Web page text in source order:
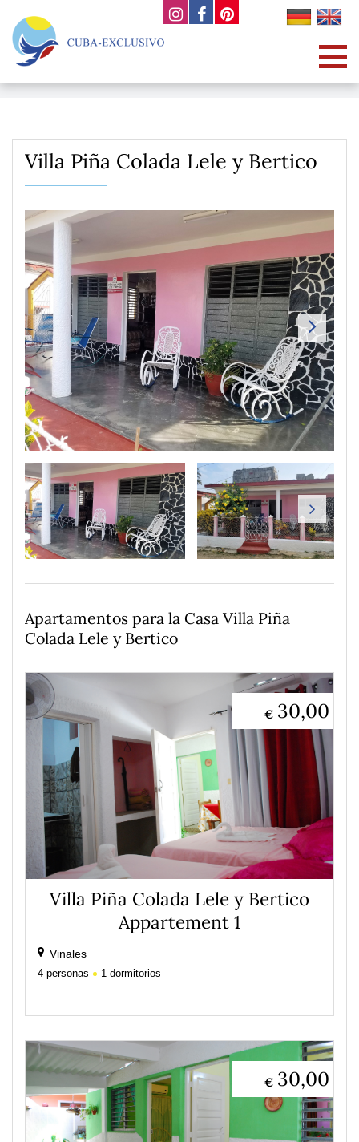
Villa Piña Colada Lele y Bertico
Apartamentos para la Casa Villa Piña
Colada Lele y Bertico
30,00
€
Villa Piña Colada Lele y Bertico
Appartement 1
Vinales
4 personas 1 dormitorios
30,00
€